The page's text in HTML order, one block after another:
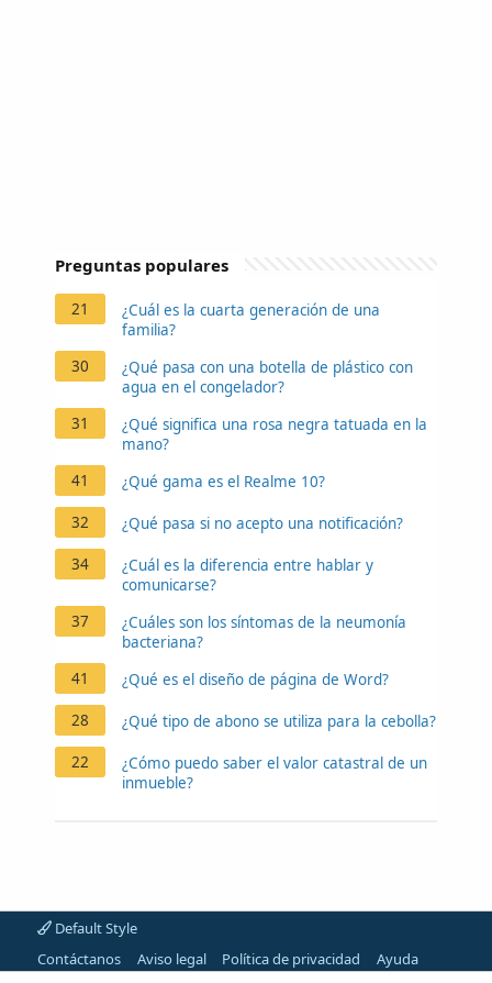
Preguntas populares
21
¿Cuál es la cuarta generación de una
familia?
30
¿Qué pasa con una botella de plástico con
agua en el congelador?
31
¿Qué significa una rosa negra tatuada en la
mano?
41
¿Qué gama es el Realme 10?
32 ¿Qué pasa si no acepto una notificación?
34
¿Cuál es la diferencia entre hablar y
comunicarse?
37
¿Cuáles son los síntomas de la neumonía
bacteriana?
41
¿Qué es el diseño de página de Word?
28 ¿Qué tipo de abono se utiliza para la cebolla?
22
¿Cómo puedo saber el valor catastral de un
inmueble?
Default Style
Contáctanos
Aviso legal Política de privacidad
Ayuda
Artículos
Portal R